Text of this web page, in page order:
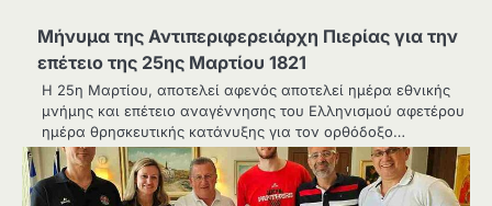
Μήνυμα της Αντιπεριφερειάρχη Πιερίας για την
επέτειο της 25ης Μαρτίου 1821
Η 25η Μαρτίου, αποτελεί αφενός αποτελεί ημέρα εθνικής
μνήμης και επέτειο αναγέννησης του Ελληνισμού αφετέρου
ημέρα θρησκευτικής κατάνυξης για τον ορθόδοξο…